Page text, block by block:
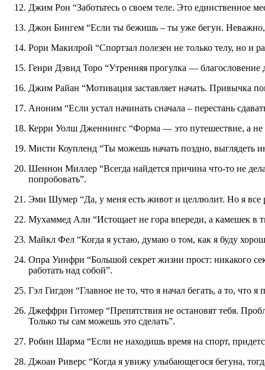
Джим Рон “Заботьтесь о своем теле. Это единственное
Джон Бингем “Если ты бежишь – ты уже бегун. Неважно,
Рори Макилрой “Спортзал полезен не только телу, но и
Генри Дэвид Торо “Утренняя прогулка — благословение
Джим Райан “Мотивация заставляет начать. Привычка
Аноним “Если устал начинать сначала – перестань
Керри Уолш Дженнингс “Форма — это путешествие, а не
Мисти Коупленд “Ты можешь начать поздно, выглядеть
Шеннон Миллер “Всегда найдется причина что-то не делать. Твоя задача – найти причину, почему стоит
попробовать”.
Эми Шумер “Да, у меня есть живот и целлюлит. Но я
Мухаммед Али “Истощает не гора впереди, а камешек в
Майкл Фел “Когда я устаю, думаю о том, как я буду
Опра Уинфри “Большой секрет жизни прост: никакого секрета нет. Есть только ты, этот момент и выбор
работать над собой”.
Гэл Гигдон “Главное не то, что я начал бегать, а то, что
Джеффри Гитомер “Препятствия не остановят тебя. Проблемы не остановят тебя. Люди не остановят тебя.
Только ты сам можешь это сделать”.
Робин Шарма “Если не находишь время на спорт,
Джоан Риверс “Когда я увижу улыбающегося бегуна,